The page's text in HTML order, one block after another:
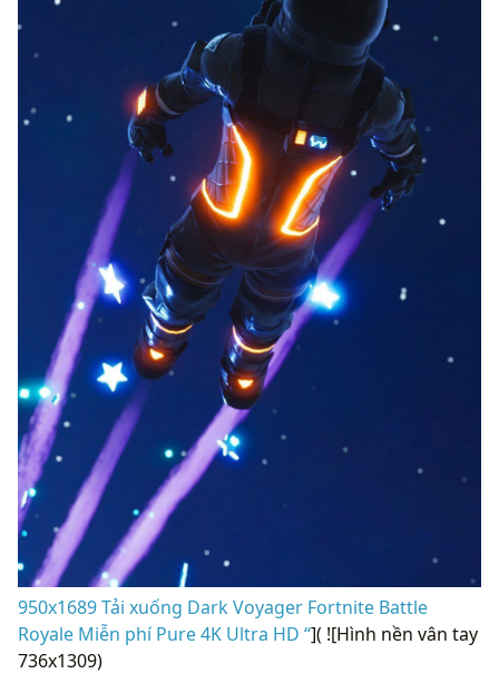
950x1689 Tải xuống Dark Voyager Fortnite Battle
Royale Miễn phí Pure 4K Ultra HD “]( ![Hình nền vân tay
736x1309)